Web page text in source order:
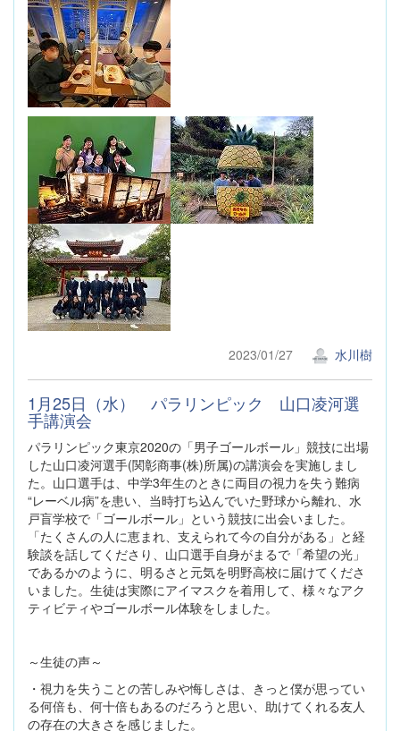
2023/01/27 水川樹
1月25日（水） パラリンピック 山口凌河選
手講演会
パラリンピック東京2020の「男子ゴールボール」競技に出場
した山口凌河選手(関彰商事(株)所属)の講演会を実施しまし
た。山口選手は、中学3年生のときに両目の視力を失う難病
“レーベル病”を患い、当時打ち込んでいた野球から離れ、水
戸盲学校で「ゴールボール」という競技に出会いました。
「たくさんの人に恵まれ、支えられて今の自分がある」と経
験談を話してくださり、山口選手自身がまるで「希望の光」
であるかのように、明るさと元気を明野高校に届けてくださ
いました。生徒は実際にアイマスクを着用して、様々なアク
ティビティやゴールボール体験をしました。
～生徒の声～
・視力を失うことの苦しみや悔しさは、きっと僕が思ってい
る何倍も、何十倍もあるのだろうと思い、助けてくれる友人
の存在の大きさを感じました。